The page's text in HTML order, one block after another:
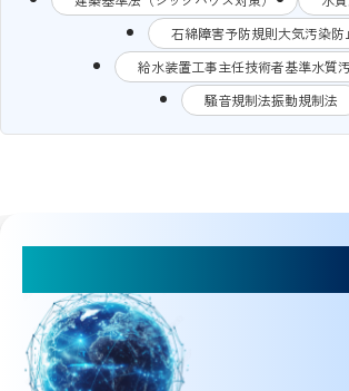
石綿障害予防規則大気汚染防
給水装置工事主任技術者基準水質
騒音規制法振動規制法